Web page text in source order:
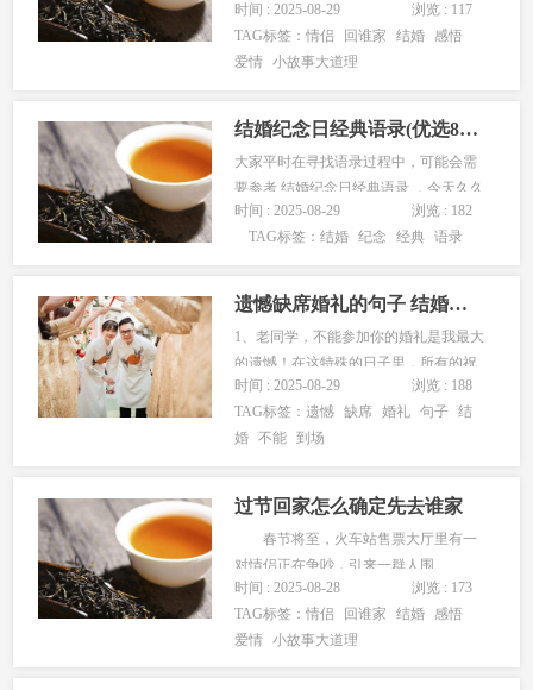
观。 男的说今年春节必须先回他家
过年，女的坚持要先回她家过年，男的
说在女方家过年让人笑话，女的讲如今
时间 : 2025-08-29
浏览 : 117
TAG标签：情侣 回谁家 结婚 感悟
爱情 小故事大道理
结婚纪念日经典语录(优选85句)
大家平时在寻找语录过程中，可能会需
要参考 结婚纪念日经典语录 ，今天久久
语录网整理了85句，希望能让您节省时
间起到帮助的作用。 1、往后余生，我
时间 : 2025-08-29
浏览 : 182
TAG标签：结婚 纪念 经典 语录
遗憾缺席婚礼的句子 结婚不能到场祝福语大全简短
1、老同学，不能参加你的婚礼是我最大
的遗憾！在这特殊的日子里，所有的祝
福都送给你，拥挤在您的酒杯里，红红
的，深深地，直到...
时间 : 2025-08-29
浏览 : 188
TAG标签：遗憾 缺席 婚礼 句子 结
婚 不能 到场
过节回家怎么确定先去谁家
春节将至，火车站售票大厅里有一
对情侣正在争吵，引来一群人围
观。 男的说今年春节必须先回他家
过年，女的坚持要先回她家过年，男的
说在女方家过年让人笑话，女的讲如今
时间 : 2025-08-28
浏览 : 173
TAG标签：情侣 回谁家 结婚 感悟
爱情 小故事大道理